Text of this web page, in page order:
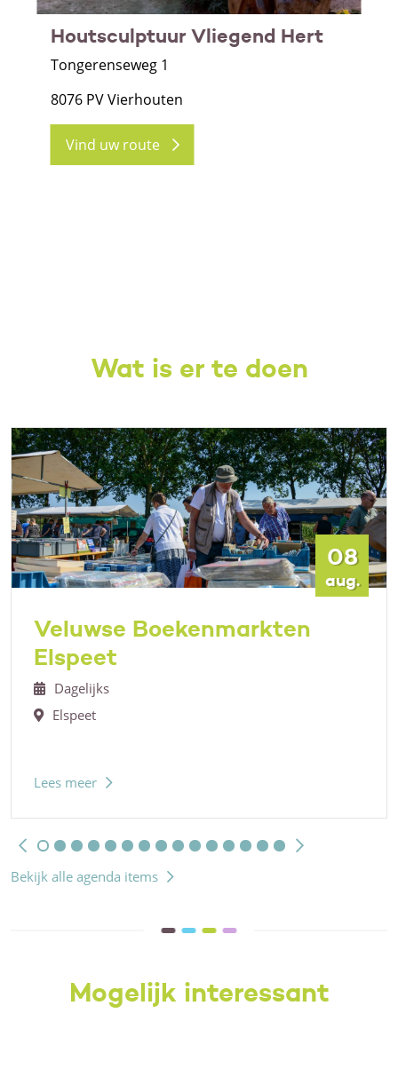
Houtsculptuur Vliegend Hert
Tongerenseweg 1
8076 PV Vierhouten
Vind uw route
Wat is er te doen
08
aug.
Veluwse Boekenmarkten
Elspeet
Dagelijks
Elspeet
Lees meer
Bekijk alle agenda items
Mogelijk interessant